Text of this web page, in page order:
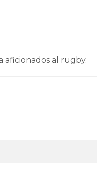
aficionados al rugby.